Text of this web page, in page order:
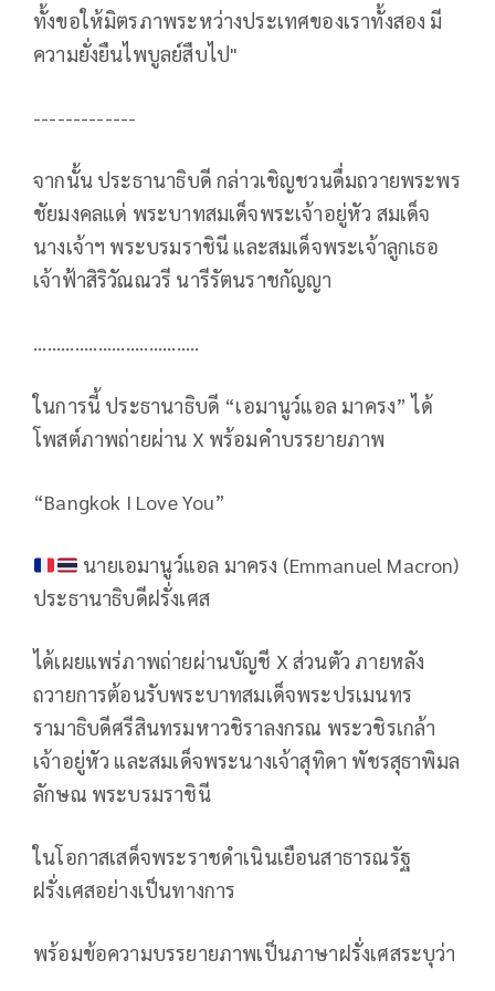
ทั้งขอให้มิตรภาพระหว่างประเทศของเราทั้งสอง มี
ความยั่งยืนไพบูลย์สืบไป"
-------------
จากนั้น ประธานาธิบดี กล่าวเชิญชวนดื่มถวายพระพร
ชัยมงคลแด่ พระบาทสมเด็จพระเจ้าอยู่หัว สมเด็จ
นางเจ้าฯ พระบรมราชินี และสมเด็จพระเจ้าลูกเธอ
เจ้าฟ้าสิริวัณณวรี นารีรัตนราชกัญญา
....................................
ในการนี้ ประธานาธิบดี “เอมานูว์แอล มาครง” ได้
โพสต์ภาพถ่ายผ่าน X พร้อมคำบรรยายภาพ
“Bangkok I Love You”
นายเอมานูว์แอล มาครง (Emmanuel Macron)
ประธานาธิบดีฝรั่งเศส
ได้เผยแพร่ภาพถ่ายผ่านบัญชี X ส่วนตัว ภายหลัง
ถวายการต้อนรับพระบาทสมเด็จพระปรเมนทร
รามาธิบดีศรีสินทรมหาวชิราลงกรณ พระวชิรเกล้า
เจ้าอยู่หัว และสมเด็จพระนางเจ้าสุทิดา พัชรสุธาพิมล
ลักษณ พระบรมราชินี
ในโอกาสเสด็จพระราชดำเนินเยือนสาธารณรัฐ
ฝรั่งเศสอย่างเป็นทางการ
พร้อมข้อความบรรยายภาพเป็นภาษาฝรั่งเศสระบุว่า